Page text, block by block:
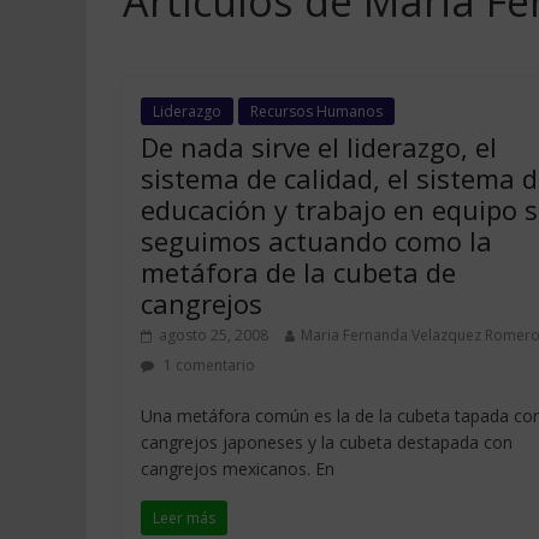
Liderazgo Recursos Humanos
De nada sirve el liderazgo, el
sistema de calidad, el sistema
educación y trabajo en equipo
seguimos actuando como la
metáfora de la cubeta de
cangrejos
agosto 25, 2008
Maria Fernanda Velazquez Romero
1 comentario
Una metáfora común es la de la cubeta tapada
cangrejos japoneses y la cubeta destapada con
cangrejos mexicanos. En
Leer más